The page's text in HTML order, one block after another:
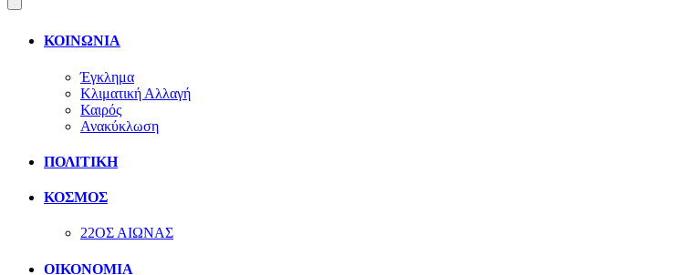
ΚΟΙΝΩΝΙΑ
Έγκλημα
Κλιματική Αλλαγή
Καιρός
Ανακύκλωση
ΠΟΛΙΤΙΚΗ
ΚΟΣΜΟΣ
22ΟΣ ΑΙΩΝΑΣ
ΟΙΚΟΝΟΜΙΑ